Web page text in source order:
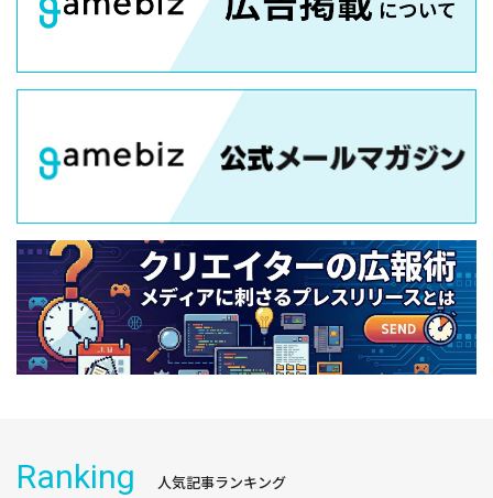
Ranking 人気記事ランキング